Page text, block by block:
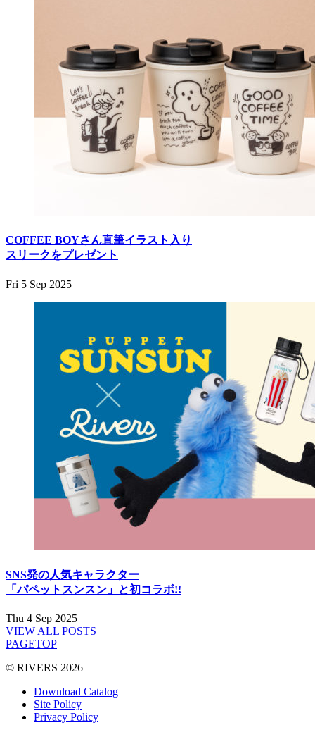
COFFEE BOYさん直筆イラスト入り
スリークをプレゼント
Fri 5 Sep 2025
SNS発の人気キャラクター
「パペットスンスン」と初コラボ!!
Thu 4 Sep 2025
VIEW ALL POSTS
PAGETOP
© RIVERS 2026
Download Catalog
Site Policy
Privacy Policy